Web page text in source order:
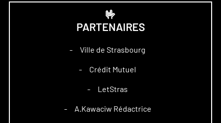
🤟
PARTENAIRES
– Ville de Strasbourg
– Crédit Mutuel
– LetStras
– A.Kawaciw Rédactrice